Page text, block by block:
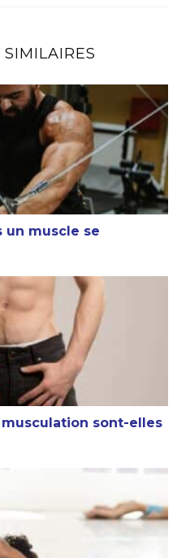
se reconstruit ?
un muscle se
sont-elles
sont-elles
après la musculation ?